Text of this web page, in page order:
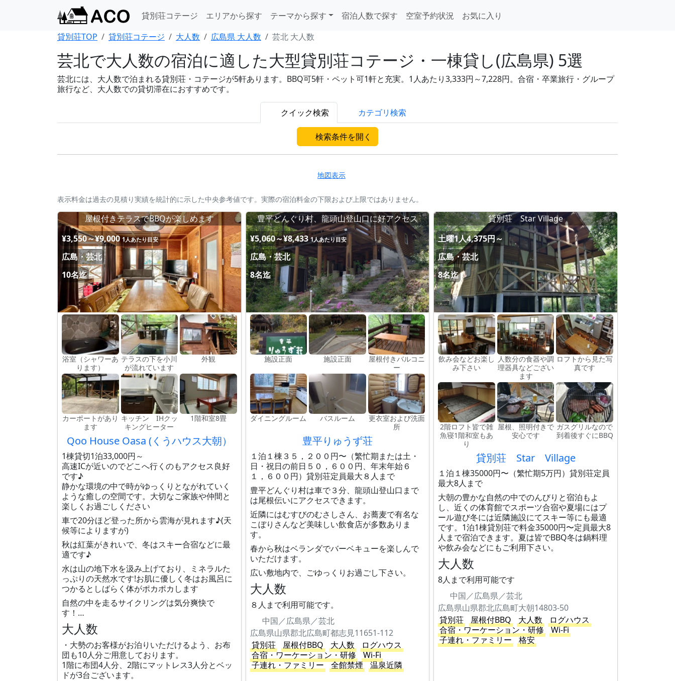
貸別荘コテージ エリアから探す テーマから探す 宿泊人数で探す 空室予約状況
お気に入り
貸別荘TOP
貸別荘コテージ 大人数 広島県 大人数 芸北 大人数
芸北で大人数の宿泊に適した大型貸別荘コテージ・一棟貸し(広島県) 5選
芸北には、大人数で泊まれる貸別荘・コテージが5軒あります。BBQ可5軒・ペット可1軒と充実。1人あたり3,333円～7,228円。合宿・卒業旅行・グループ
旅行など、大人数での貸切滞在におすすめです。
クイック検索 カテゴリ検索
検索条件を開く
地図表示
表示料金は過去の見積り実績を統計的に示した中央参考値です。実際の宿泊料金の下限および上限ではありません。
屋根付きテラスでBBQが楽しめます
¥3,550～¥9,000 1人あたり目安
広島・芸北
10名迄
浴室（シャワーあ
ります）
テラスの下を小川
が流れています
外観
カーポートがあり
ます
キッチン IHクッ
キングヒーター
1階和室8畳
Qoo House Oasa (くうハウス大朝）
1棟貸切1泊33,000円～
高速ICが近いのでどこへ行くのもアクセス良好
です♪
静かな環境の中で時がゆっくりとながれていく
ような癒しの空間です。大切なご家族や仲間と
楽しくお過ごしください
車で20分ほど登った所から雲海が見れます♪(天
候等によりますが)
秋は紅葉がきれいで、冬はスキー合宿などに最
適です♪
水は山の地下水を汲み上げており、ミネラルた
っぷりの天然水です!お肌に優しく冬はお風呂に
つかるとしばらく体がポカポカします
自然の中を走るサイクリングは気分爽快で
す！…
大人数
・大勢のお客様がお泊りいただけるよう、お布
団も10人分ご用意しております。
1階に布団4人分、2階にマットレス3人分とベッ
ドが3台ございます。
豊平どんぐり村、龍頭山登山口に好アクセス
¥5,060～¥8,433 1人あたり目安
広島・芸北
8名迄
施設正面 施設正面
屋根付きバルコニ
ー
ダイニングルーム バスルーム
更衣室および洗面
所
豊平りゅうず荘
１泊１棟３５，２００円〜（繁忙期または土・
日・祝日の前日５０，６００円、年末年始６
１，６００円）貸別荘定員最大８人まで
豊平どんぐり村は車で３分、龍頭山登山口まで
は尾根伝いにアクセスできます。
近隣にはむすびのむさしさん、お蕎麦で有名な
こぼりさんなど美味しい飲食店が多数ありま
す。
春から秋はベランダでバーベキューを楽しんで
いただけます。
広い敷地内で、ごゆっくりお過ごし下さい。
大人数
８人まで利用可能です。
中国／広島県／芸北
広島県山県郡北広島町都志見11651-112
貸別荘
屋根付BBQ 大人数
ログハウス
合宿・ワーケーション・研修
Wi-Fi
子連れ・ファミリー
全館禁煙 温泉近隣
貸別荘 Star Village
土曜1人4,375円～
広島・芸北
8名迄
飲み会などお楽し
み下さい
人数分の食器や調
理器具などござい
ます
ロフトから見た写
真です
2階ロフト皆で雑
魚寝1階和室もあ
り
屋根、照明付きで
安心です
ガスグリルなので
到着後すぐにBBQ
貸別荘 Star Village
１泊１棟35000円〜（繁忙期5万円）貸別荘定員
最大8人まで
大朝の豊かな自然の中でのんびりと宿泊もよ
し、近くの体育館でスポーツ合宿や夏場にはプ
ール遊び冬には近隣施設にてスキー等にも最適
です。1泊1棟貸別荘で料金35000円〜定員最大8
人まで宿泊できます。夏は皆でBBQ冬は鍋料理
や飲み会などにもご利用下さい。
大人数
8人まで利用可能です
中国／広島県／芸北
広島県山県郡北広島町大朝14803-50
貸別荘
屋根付BBQ 大人数
ログハウス
合宿・ワーケーション・研修
Wi-Fi
子連れ・ファミリー
格安